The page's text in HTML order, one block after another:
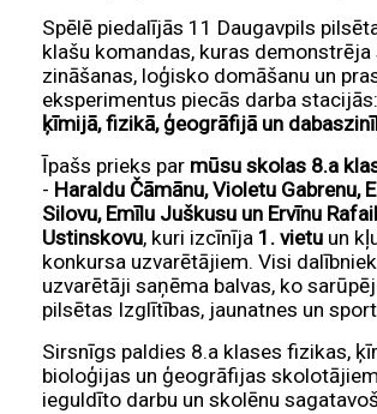
Spēlē piedalījās 11 Daugavpils
klašu komandas, kuras demonstrēja
zināšanas, loģisko domāšanu un
eksperimentus piecās darba stacijās:
ķīmijā, fizikā, ģeogrāfijā un
Īpašs prieks par mūsu skolas 8.a
- Haraldu Čāmānu, Violetu Gabrenu,
Silovu, Emīlu Juškusu un Ervīnu
Ustinskovu, kuri izcīnīja 1. vietu un
konkursa uzvarētājiem. Visi
uzvarētāji saņēma balvas, ko
pilsētas Izglītības, jaunatnes un
Sirsnīgs paldies 8.a klases fizikas,
bioloģijas un ģeogrāfijas
ieguldīto darbu un skolēnu